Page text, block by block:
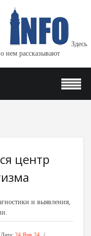
Здесь
нем рассказывают
центр
и выявления,